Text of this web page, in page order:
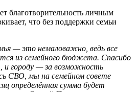
благотворительность личным
что без поддержки семьи
— это немаловажно, ведь все
из семейного бюджета. Спасибо
и городу — за возможность
СВО, мы на семейном совете
определённая сумма будет